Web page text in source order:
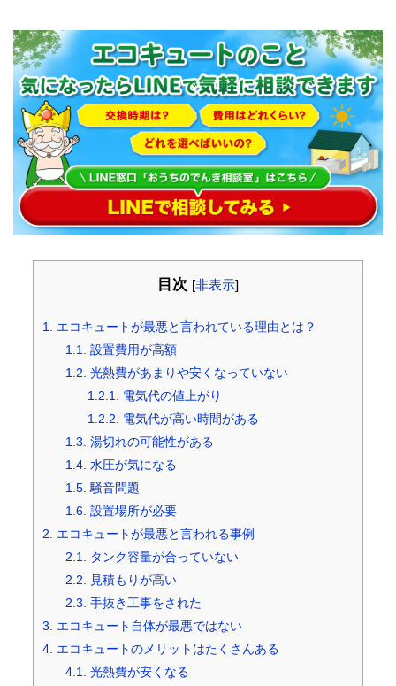
目次 [非表示]
1.
エコキュートが最悪と言われている理由とは？
1.1.
設置費用が高額
1.2. 光熱費があまりや安くなっていない
1.2.1.
電気代の値上がり
1.2.2.
電気代が高い時間がある
1.3. 湯切れの可能性がある
1.4. 水圧が気になる
1.5. 騒音問題
1.6. 設置場所が必要
2.
エコキュートが最悪と言われる事例
2.1.
タンク容量が合っていない
2.2.
見積もりが高い
2.3. 手抜き工事をされた
3.
エコキュート自体が最悪ではない
4. エコキュートのメリットはたくさんある
4.1.
光熱費が安くなる